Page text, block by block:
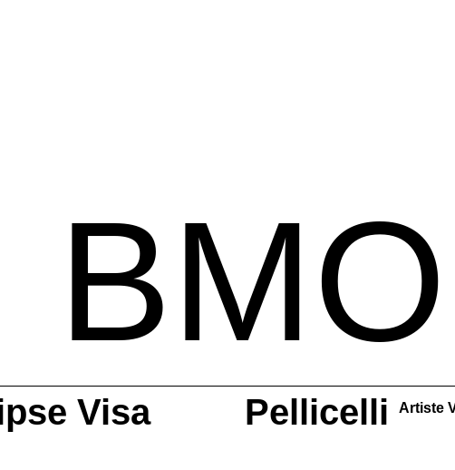
BMO
Visa
Pellicelli Artiste